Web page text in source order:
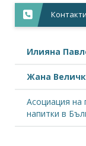
Контакти
Илияна
Жана
Асоциация на
напитки в